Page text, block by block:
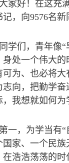
大家好！在这充
记，向9576名
同学们，青年像
身处一个伟大
可为、也必将
志向，把勤学
，我想就如何
第一，为学当有
国家、一个民
在浩浩荡荡的